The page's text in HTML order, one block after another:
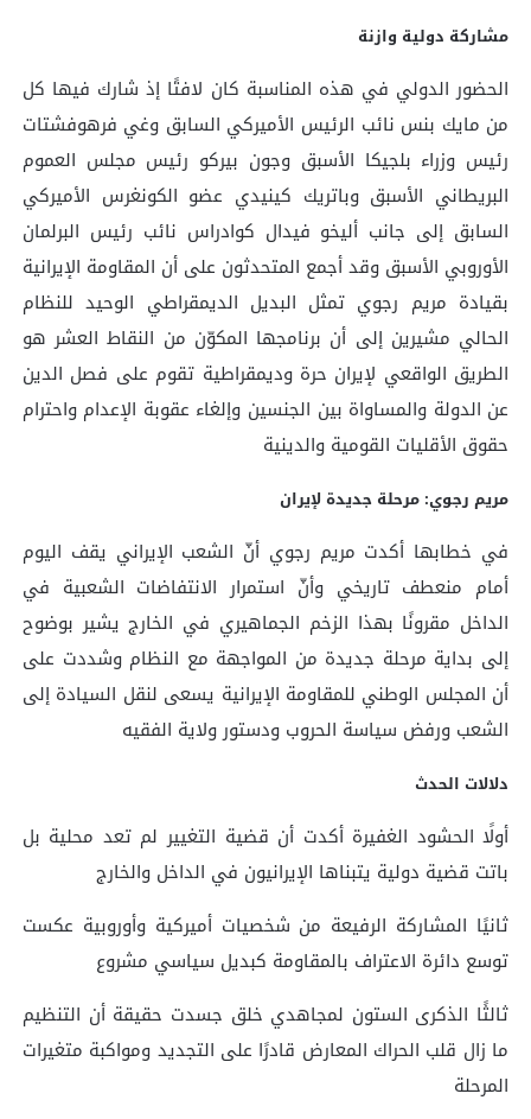
مشاركة دولية وازنة
الحضور الدولي في هذه المناسبة كان لافتًا إذ شارك فيها كل
من مايك بنس نائب الرئيس الأميركي السابق وغي فرهوفشتات
رئيس وزراء بلجيكا الأسبق وجون بيركو رئيس مجلس العموم
البريطاني الأسبق وباتريك كينيدي عضو الكونغرس الأميركي
السابق إلى جانب أليخو فيدال كوادراس نائب رئيس البرلمان
الأوروبي الأسبق وقد أجمع المتحدثون على أن المقاومة الإيرانية
بقيادة مريم رجوي تمثل البديل الديمقراطي الوحيد للنظام
الحالي مشيرين إلى أن برنامجها المكوّن من النقاط العشر هو
الطريق الواقعي لإيران حرة وديمقراطية تقوم على فصل الدين
عن الدولة والمساواة بين الجنسين وإلغاء عقوبة الإعدام واحترام
حقوق الأقليات القومية والدينية
مريم رجوي: مرحلة جديدة لإيران
في خطابها أكدت مريم رجوي أنّ الشعب الإيراني يقف اليوم
أمام منعطف تاريخي وأنّ استمرار الانتفاضات الشعبية في
الداخل مقرونًا بهذا الزخم الجماهيري في الخارج يشير بوضوح
إلى بداية مرحلة جديدة من المواجهة مع النظام وشددت على
أن المجلس الوطني للمقاومة الإيرانية يسعى لنقل السيادة إلى
الشعب ورفض سياسة الحروب ودستور ولاية الفقيه
دلالات الحدث
أولًا الحشود الغفيرة أكدت أن قضية التغيير لم تعد محلية بل
باتت قضية دولية يتبناها الإيرانيون في الداخل والخارج
ثانيًا المشاركة الرفيعة من شخصيات أميركية وأوروبية عكست
توسع دائرة الاعتراف بالمقاومة كبديل سياسي مشروع
ثالثًا الذكرى الستون لمجاهدي خلق جسدت حقيقة أن التنظيم
ما زال قلب الحراك المعارض قادرًا على التجديد ومواكبة متغيرات
المرحلة